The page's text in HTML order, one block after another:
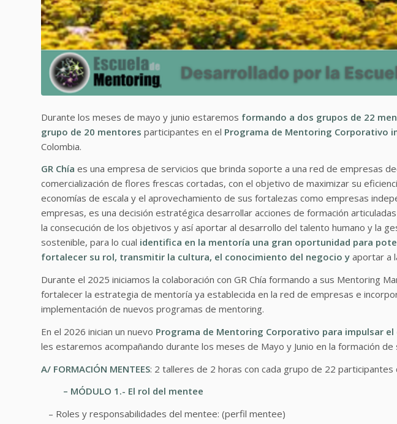
Durante los meses de mayo y junio estaremos formando a dos grupos de 22
grupo de 20 mentores participantes en el Programa de Mentoring Corporativo
Colombia.
GR Chía es una empresa de servicios que brinda soporte a una red de empresas
comercialización de flores frescas cortadas, con el objetivo de maximizar su
economías de escala y el aprovechamiento de sus fortalezas como empresas
empresas, es una decisión estratégica desarrollar acciones de formación
la consecución de los objetivos y así aportar al desarrollo del talento humano y la
sostenible, para lo cual identifica en la mentoría una gran oportunidad para
fortalecer su rol, transmitir la cultura, el conocimiento del negocio y aportar a
Durante el 2025 iniciamos la colaboración con GR Chía formando a sus Mentoring
fortalecer la estrategia de mentoría ya establecida en la red de empresas e
implementación de nuevos programas de mentoring.
En el 2026 inician un nuevo Programa de Mentoring Corporativo para impulsar
les estaremos acompañando durante los meses de Mayo y Junio en la formación
A/ FORMACIÓN MENTEES: 2 talleres de 2 horas con cada grupo de 22
– MÓDULO 1.- El rol del mentee
– Roles y responsabilidades del mentee: (perfil mentee)